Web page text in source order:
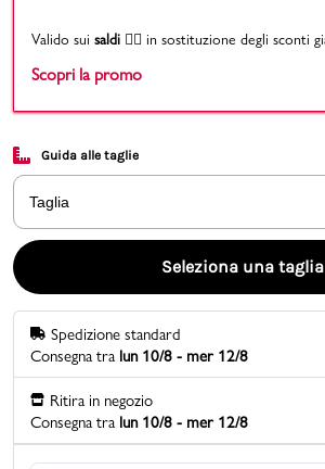
Promo & News
negozi
pcard
Gift card
Valido sui saldi 👉🏻 in sostituzione degli sconti
Scopri la promo
Guida alle taglie
Taglia
Seleziona una taglia
Spedizione standard
Consegna tra lun 10/8 - mer 12/8
Ritira in negozio
Consegna tra lun 10/8 - mer 12/8